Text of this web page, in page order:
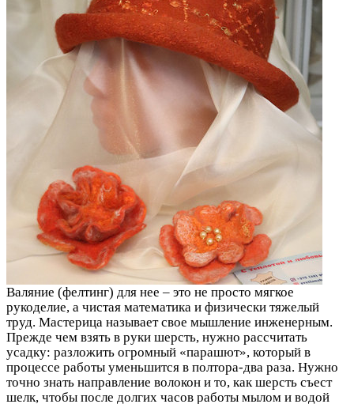
Валяние (фелтинг) для нее – это не просто мягкое
рукоделие, а чистая математика и физически тяжелый
труд. Мастерица называет свое мышление инженерным.
Прежде чем взять в руки шерсть, нужно рассчитать
усадку: разложить огромный «парашют», который в
процессе работы уменьшится в полтора-два раза. Нужно
точно знать направление волокон и то, как шерсть съест
шелк, чтобы после долгих часов работы мылом и водой